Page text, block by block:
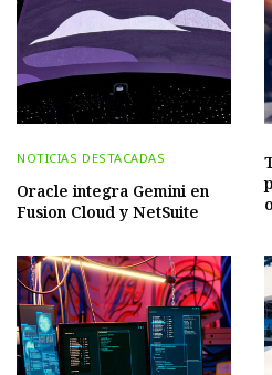
NOTICIAS DESTACADAS
Oracle integra Gemini en
Fusion Cloud y NetSuite